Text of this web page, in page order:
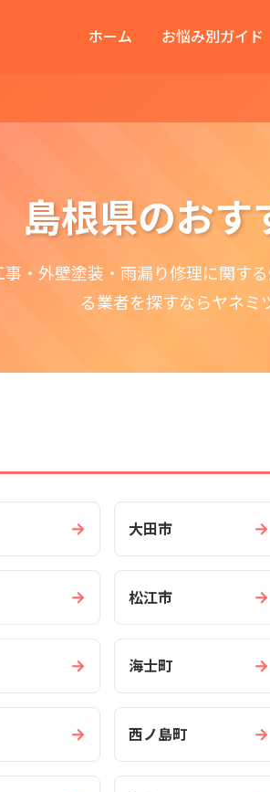
ホーム お悩み別ガイド
島根県のおす
・外壁塗装・雨漏り修理に関す
る業者を探すならヤネミ
→ 大田市 →
→ 松江市 →
→ 海士町 →
→ 西ノ島町 →